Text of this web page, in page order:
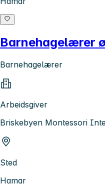
Barnehagelærer
Barnehagelærer
Arbeidsgiver
Briskebyen Montessori
Sted
Hamar